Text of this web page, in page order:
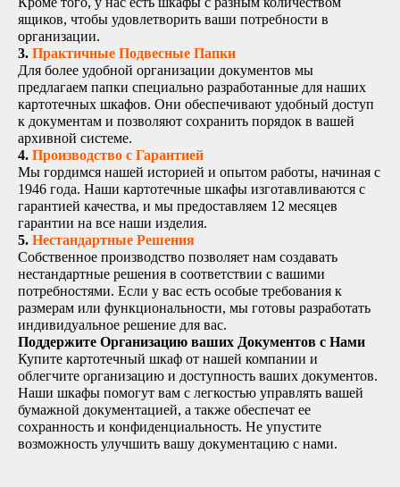
ящиков, чтобы удовлетворить ваши потребности в
организации.
3. Практичные Подвесные Папки
Для более удобной организации документов мы
предлагаем папки специально разработанные для наших
картотечных шкафов. Они обеспечивают удобный доступ
к документам и позволяют сохранить порядок в вашей
архивной системе.
4. Производство с Гарантией
Мы гордимся нашей историей и опытом работы, начиная с
1946 года. Наши картотечные шкафы изготавливаются с
гарантией качества, и мы предоставляем 12 месяцев
гарантии на все наши изделия.
5. Нестандартные Решения
Собственное производство позволяет нам создавать
нестандартные решения в соответствии с вашими
потребностями. Если у вас есть особые требования к
размерам или функциональности, мы готовы разработать
индивидуальное решение для вас.
Поддержите Организацию ваших Документов с Нами
Купите картотечный шкаф от нашей компании и
облегчите организацию и доступность ваших документов.
Наши шкафы помогут вам с легкостью управлять вашей
бумажной документацией, а также обеспечат ее
сохранность и конфиденциальность. Не упустите
возможность улучшить вашу документацию с нами.